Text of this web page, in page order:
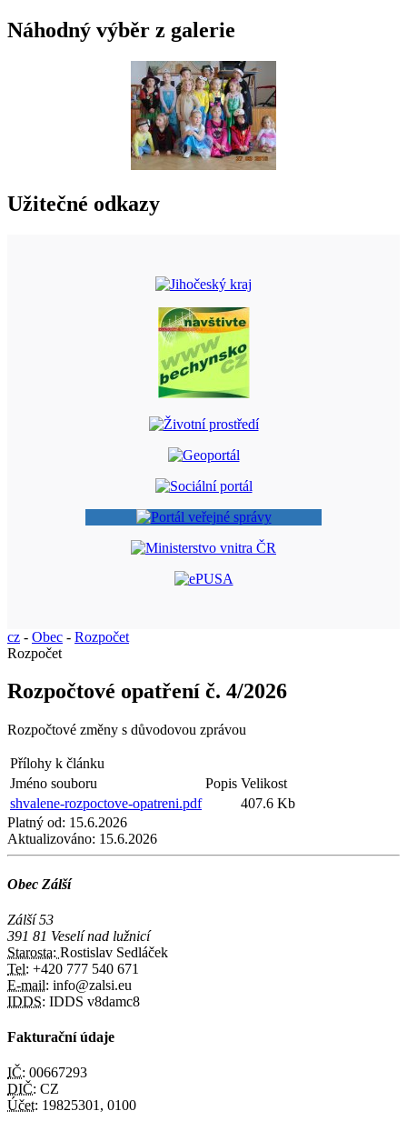
Náhodný výběr z galerie
Užitečné odkazy
cz - Obec - Rozpočet
Rozpočet
Rozpočtové opatření č. 4/2026
Rozpočtové změny s důvodovou zprávou
Přílohy k článku
Jméno souboru
Popis Velikost
shvalene-rozpoctove-opatreni.pdf
407.6 Kb
Platný od: 15.6.2026
Aktualizováno: 15.6.2026
Obec Zálší
Zálší 53
391 81 Veselí nad lužnicí
Starosta: Rostislav Sedláček
Tel: +420 777 540 671
E-mail: info@zalsi.eu
IDDS: IDDS v8damc8
Fakturační údaje
IČ: 00667293
DIČ: CZ
Účet: 19825301, 0100